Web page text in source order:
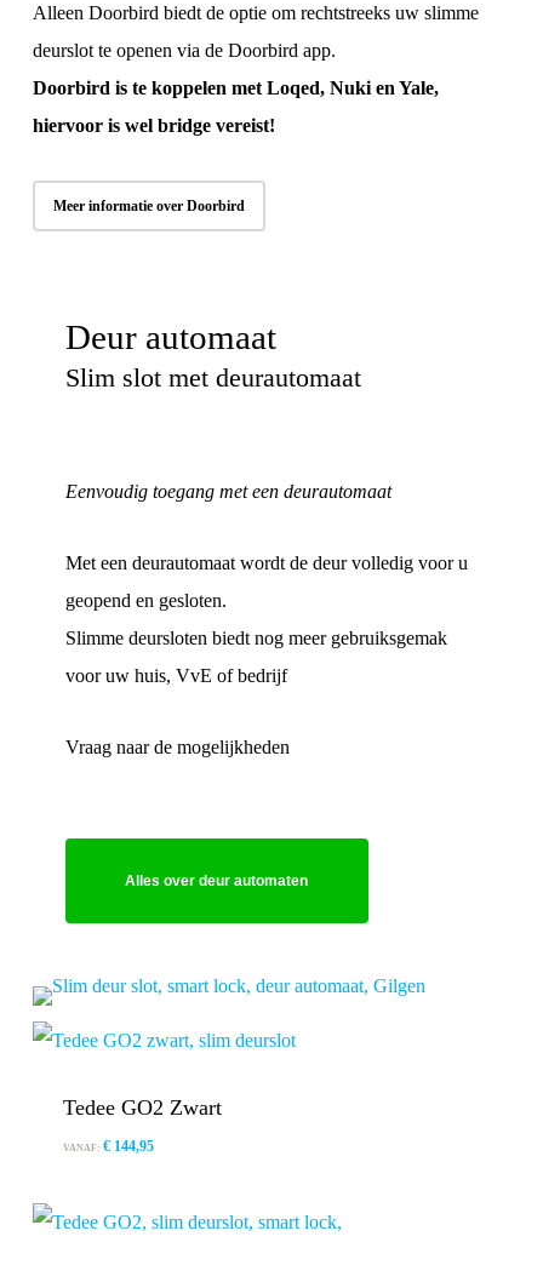
Alleen Doorbird biedt de optie om rechtstreeks uw slimme
deurslot te openen via de Doorbird app.
Doorbird is te koppelen met Loqed, Nuki en Yale,
hiervoor is wel bridge vereist!
Meer informatie over Doorbird
Deur automaat
Slim slot met deurautomaat
Eenvoudig toegang met een deurautomaat
Met een deurautomaat wordt de deur volledig voor u
geopend en gesloten.
Slimme deursloten biedt nog meer gebruiksgemak
voor uw huis, VvE of bedrijf
Vraag naar de mogelijkheden
Alles over deur automaten
Tedee GO2 Zwart
VANAF: €144,95